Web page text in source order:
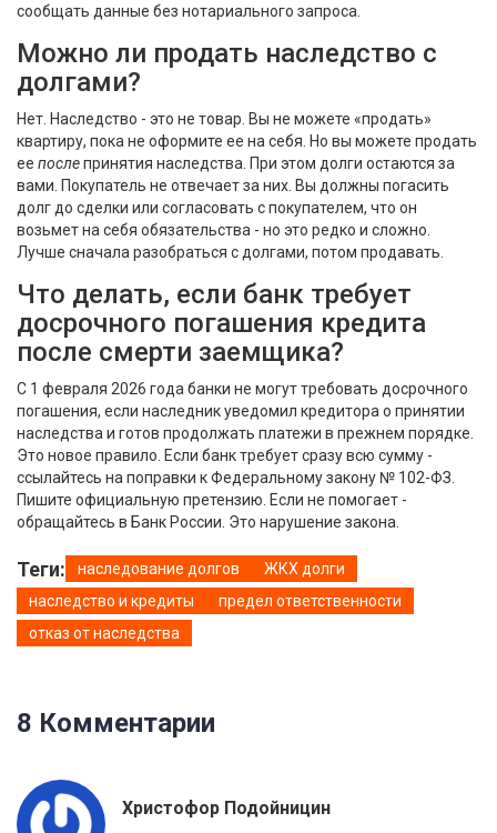
сообщать данные без нотариального запроса.
Можно ли продать наследство с
долгами?
Нет. Наследство - это не товар. Вы не можете «продать»
квартиру, пока не оформите ее на себя. Но вы можете продать
ее послепринятия наследства. При этом долги остаются за
вами. Покупатель не отвечает за них. Вы должны погасить
долг до сделки или согласовать с покупателем, что он
возьмет на себя обязательства - но это редко и сложно.
Лучше сначала разобраться с долгами, потом продавать.
Что делать, если банк требует
досрочного погашения кредита
после смерти заемщика?
С 1 февраля 2026 года банки не могут требовать досрочного
погашения, если наследник уведомил кредитора о принятии
наследства и готов продолжать платежи в прежнем порядке.
Это новое правило. Если банк требует сразу всю сумму -
ссылайтесь на поправки к Федеральному закону № 102-ФЗ.
Пишите официальную претензию. Если не помогает -
обращайтесь в Банк России. Это нарушение закона.
Теги: наследование долгов
ЖКХ долги
наследство и кредиты
предел ответственности
отказ от наследства
8 Комментарии
Христофор Подойницин